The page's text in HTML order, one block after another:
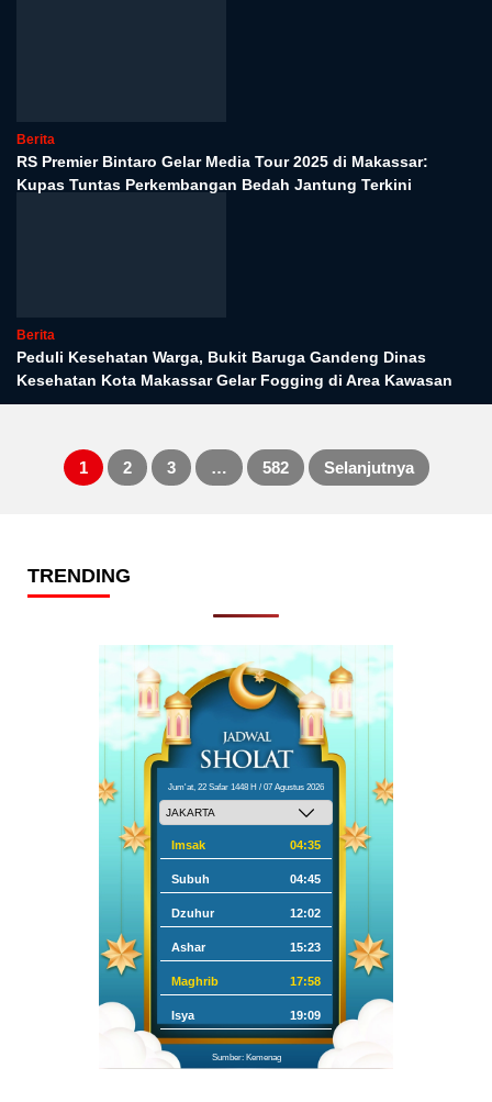
Berita
RS Premier Bintaro Gelar Media Tour 2025 di Makassar:
Kupas Tuntas Perkembangan Bedah Jantung Terkini
Berita
Peduli Kesehatan Warga, Bukit Baruga Gandeng Dinas
Kesehatan Kota Makassar Gelar Fogging di Area Kawasan
Paginasi
1 2 3 … 582 Selanjutnya
TRENDING
Jum'at, 22 Safar 1448 H / 07 Agustus 2026
Imsak 04:35
Subuh 04:45
Dzuhur 12:02
Ashar 15:23
Maghrib 17:58
Isya 19:09
Sumber: Kemenag